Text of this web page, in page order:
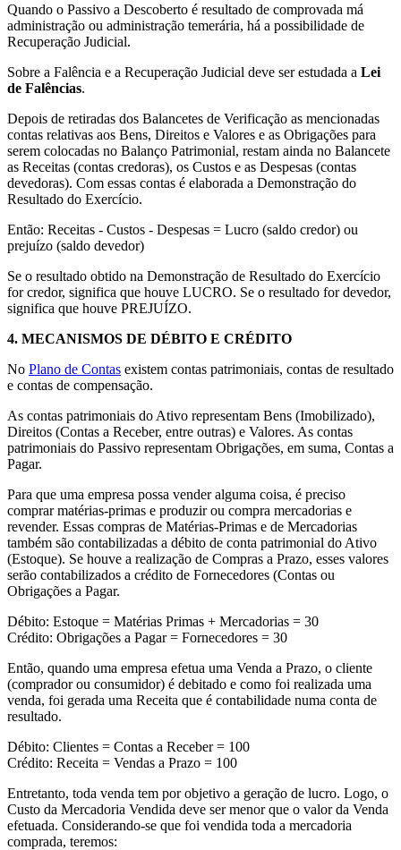
Quando o Passivo a Descoberto é resultado de comprovada má
administração ou administração temerária, há a possibilidade de
Recuperação Judicial.
Sobre a Falência e a Recuperação Judicial deve ser estudada a Lei
de Falências.
Depois de retiradas dos Balancetes de Verificação as mencionadas
contas relativas aos Bens, Direitos e Valores e as Obrigações para
serem colocadas no Balanço Patrimonial, restam ainda no Balancete
as Receitas (contas credoras), os Custos e as Despesas (contas
devedoras). Com essas contas é elaborada a Demonstração do
Resultado do Exercício.
Então: Receitas - Custos - Despesas = Lucro (saldo credor) ou
prejuízo (saldo devedor)
Se o resultado obtido na Demonstração de Resultado do Exercício
for credor, significa que houve LUCRO. Se o resultado for devedor,
significa que houve PREJUÍZO.
4. MECANISMOS DE DÉBITO E CRÉDITO
No Plano de Contas existem contas patrimoniais, contas de resultado
e contas de compensação.
As contas patrimoniais do Ativo representam Bens (Imobilizado),
Direitos (Contas a Receber, entre outras) e Valores. As contas
patrimoniais do Passivo representam Obrigações, em suma, Contas a
Pagar.
Para que uma empresa possa vender alguma coisa, é preciso
comprar matérias-primas e produzir ou compra mercadorias e
revender. Essas compras de Matérias-Primas e de Mercadorias
também são contabilizadas a débito de conta patrimonial do Ativo
(Estoque). Se houve a realização de Compras a Prazo, esses valores
serão contabilizados a crédito de Fornecedores (Contas ou
Obrigações a Pagar.
Débito: Estoque = Matérias Primas + Mercadorias = 30
Crédito: Obrigações a Pagar = Fornecedores = 30
Então, quando uma empresa efetua uma Venda a Prazo, o cliente
(comprador ou consumidor) é debitado e como foi realizada uma
venda, foi gerada uma Receita que é contabilidade numa conta de
resultado.
Débito: Clientes = Contas a Receber = 100
Crédito: Receita = Vendas a Prazo = 100
Entretanto, toda venda tem por objetivo a geração de lucro. Logo, o
Custo da Mercadoria Vendida deve ser menor que o valor da Venda
efetuada. Considerando-se que foi vendida toda a mercadoria
comprada, teremos: